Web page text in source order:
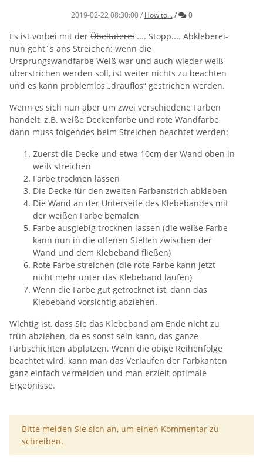
2019-02-22 08:30:00 / How to... / Kommentare
0
Es ist vorbei mit der Übeltäterei .... Stopp.... Abkleberei-
nun geht´s ans Streichen: wenn die
Ursprungswandfarbe Weiß war und auch wieder weiß
überstrichen werden soll, ist weiter nichts zu beachten
und es kann problemlos „drauflos“ gestrichen werden.
Wenn es sich nun aber um zwei verschiedene Farben
handelt, z.B. weiße Deckenfarbe und rote Wandfarbe,
dann muss folgendes beim Streichen beachtet werden:
Zuerst die Decke und etwa 10cm der Wand oben in
weiß streichen
Farbe trocknen lassen
Die Decke für den zweiten Farbanstrich abkleben
Die Wand an der Unterseite des Klebebandes mit
der weißen Farbe bemalen
Farbe ausgiebig trocknen lassen (die weiße Farbe
kann nun in die offenen Stellen zwischen der
Wand und dem Klebeband fließen)
Rote Farbe streichen (die rote Farbe kann jetzt
nicht mehr unter das Klebeband laufen)
Wenn die Farbe gut getrocknet ist, dann das
Klebeband vorsichtig abziehen.
Wichtig ist, dass Sie das Klebeband am Ende nicht zu
früh abziehen, da es sonst sein kann, das ganze
Farbschichten abplatzen. Wenn die obige Reihenfolge
beachtet wird, kann man das Verlaufen der Farbkanten
ganz einfach vermeiden und man erzielt optimale
Ergebnisse.
x
Bitte melden Sie sich an, um einen Kommentar zu
schreiben.